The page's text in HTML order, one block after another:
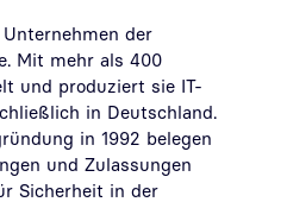
der
Mit mehr als 400
und produziert sie IT-
in Deutschland.
in 1992 belegen
und Zulassungen
Sicherheit in der